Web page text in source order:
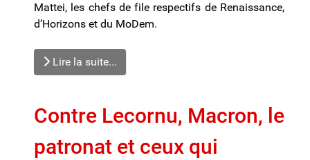
Mattei, les chefs de file respectifs de Renaissance,
d’Horizons et du MoDem.
Lire la suite...
Contre Lecornu, Macron, le
patronat et ceux qui